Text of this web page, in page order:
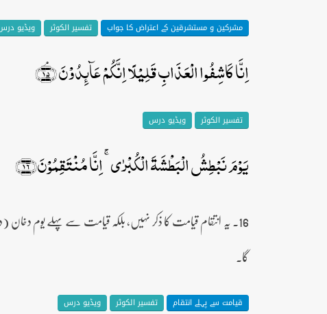
مشرکین و مستشرقین کے اعتراض کا جواب تفسیر الکوثر ویڈیو
اِنَّا کَاشِفُوا الۡعَذَابِ قَلِیۡلًا اِنَّکُمۡ عَآئِدُوۡنَ ﴿ۘ۱۵﴾
تفسیر الکوثر ویڈیو درس
یَوۡمَ نَبۡطِشُ الۡبَطۡشَۃَ الۡکُبۡرٰی ۚ اِنَّا مُنۡتَقِمُوۡنَ﴿۱۶﴾
16۔ یہ انتقام قیامت کا ذکر نہیں، بلکہ قیامت سے پہلے یوم
گا۔
قیامت سے پہلے انتقام تفسیر الکوثر ویڈیو درس